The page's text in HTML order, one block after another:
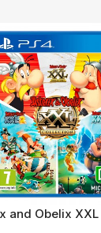
and Obelix XXL